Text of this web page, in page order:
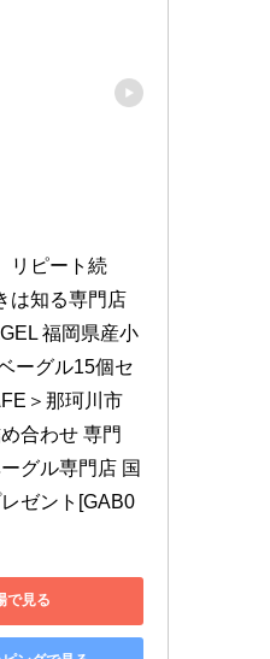
リピート続
は知る専門店
福岡県産小
ーグル15個セ
＞那珂川市
合わせ 専門
グル専門店 国
ゼント[GAB0
で見る